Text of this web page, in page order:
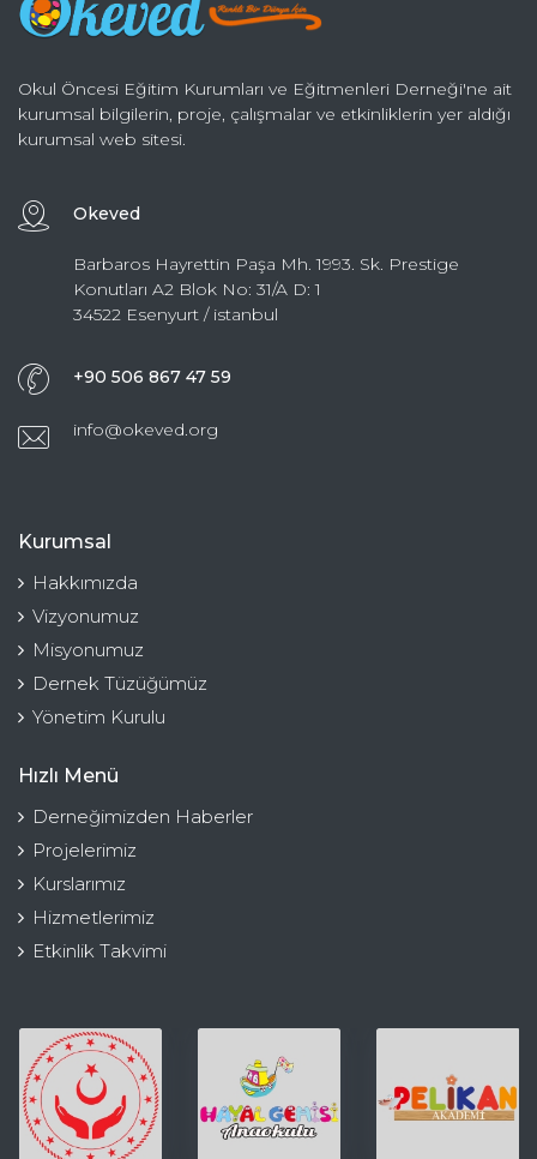
Okul Öncesi Eğitim Kurumları ve Eğitmenleri Derneği'ne ait
kurumsal bilgilerin, proje, çalışmalar ve etkinliklerin yer aldığı
kurumsal web sitesi.
Okeved
Barbaros Hayrettin Paşa Mh. 1993. Sk. Prestige
Konutları A2 Blok No: 31/A D: 1
34522 Esenyurt / istanbul
+90 506 867 47 59
info@okeved.org
Kurumsal
Hakkımızda
Vizyonumuz
Misyonumuz
Dernek Tüzüğümüz
Yönetim Kurulu
Hızlı Menü
Derneğimizden Haberler
Projelerimiz
Kurslarımız
Hizmetlerimiz
Etkinlik Takvimi